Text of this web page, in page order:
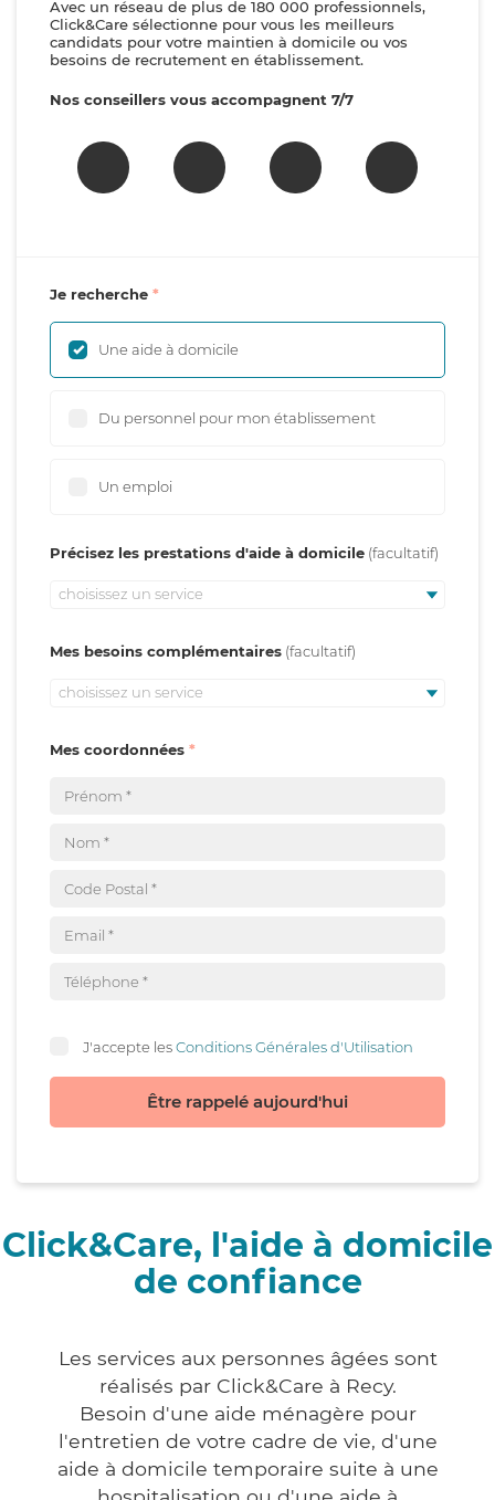
Avec un réseau de plus de 180 000 professionnels,
Click&Care sélectionne pour vous les meilleurs
candidats pour votre maintien à domicile ou vos
besoins de recrutement en établissement.
Nos conseillers vous accompagnent 7/7
Je recherche
Une aide à domicile
Du personnel pour mon établissement
Un emploi
Précisez les prestations d'aide à domicile
choisissez un service
Mes besoins complémentaires
choisissez un service
Mes coordonnées
J'accepte lesConditions Générales d'Utilisation
Être rappelé aujourd'hui
Click&Care, l'aide à domicile
de confiance
Les services aux personnes âgées sont
réalisés par Click&Care à Recy.
Besoin d'une aide ménagère pour
l'entretien de votre cadre de vie, d'une
aide à domicile temporaire suite à une